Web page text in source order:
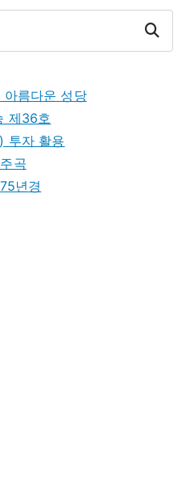
Search
아름다운 성당
제36호
투자 활용
곡
년경